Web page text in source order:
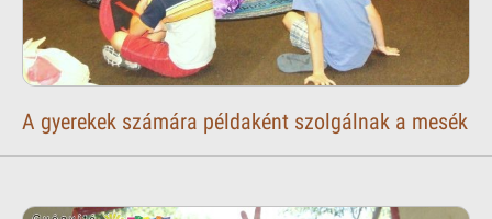
A gyerekek számára példaként szolgálnak a mesék